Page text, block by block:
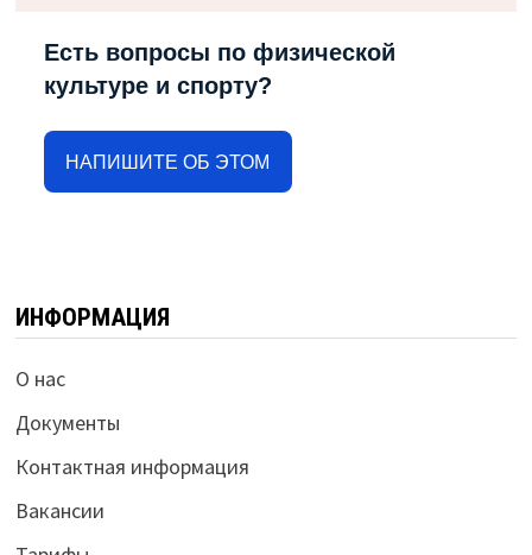
Есть вопросы по физической
культуре и спорту?
НАПИШИТЕ ОБ ЭТОМ
ИНФОРМАЦИЯ
О нас
Документы
Контактная информация
Вакансии